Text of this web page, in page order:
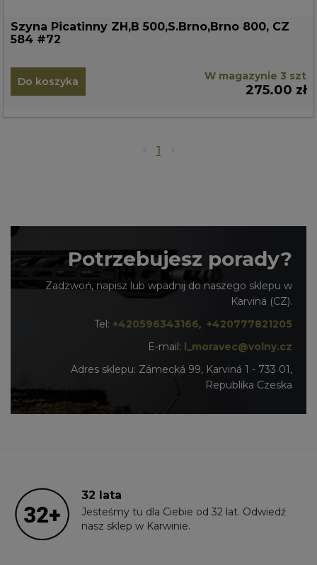
Szyna Picatinny ZH,B 500,S.Brno,Brno 800, CZ
584 #72
Do koszyka W magazynie 3 szt
275.00 zł
1
Potrzebujesz porady?
Zadzwoń, napisz lub wpadnij do naszego sklepu w
Karvina (CZ).
Tel: +420596343166, +420777821205
E-mail: l_moravec@volny.cz
Adres sklepu: Zámecká 99, Karviná 1 - 733 01,
Republika Czeska
32 lata
Jesteśmy tu dla Ciebie od 32 lat. Odwiedź
nasz sklep w Karwinie.